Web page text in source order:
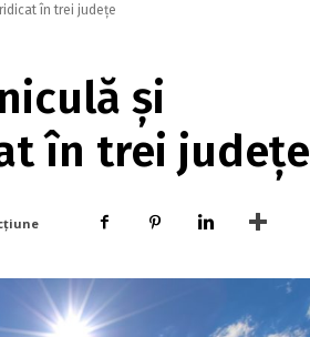
în trei judeţe
şi
în trei judeţe